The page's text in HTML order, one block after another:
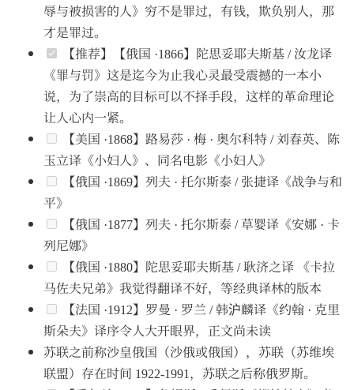
辱与被损害的人》穷不是罪过，有钱，欺负别人，那
才是罪过。
【推荐】【俄国 ·1866】陀思妥耶夫斯基 / 汝龙译
《罪与罚》这是迄今为止我心灵最受震撼的一本小
说，为了崇高的目标可以不择手段，这样的革命理论
让人心内一紧。
【美国 ·1868】路易莎 · 梅 · 奥尔科特 / 刘春英、陈
玉立译《小妇人》、同名电影《小妇人》
【俄国 ·1869】列夫 · 托尔斯泰 / 张捷译《战争与和
平》
【俄国 ·1877】列夫 · 托尔斯泰 / 草婴译《安娜 · 卡
列尼娜》
【俄国 ·1880】陀思妥耶夫斯基 / 耿济之译 《卡拉
马佐夫兄弟》我觉得翻译不好，等经典译林的版本
【法国 ·1912】罗曼 · 罗兰 / 韩沪麟译《约翰 · 克里
斯朵夫》译序令人大开眼界，正文尚未读
苏联之前称沙皇俄国（沙俄或俄国），苏联（苏维埃
联盟）存在时间 1922-1991，苏联之后称俄罗斯。